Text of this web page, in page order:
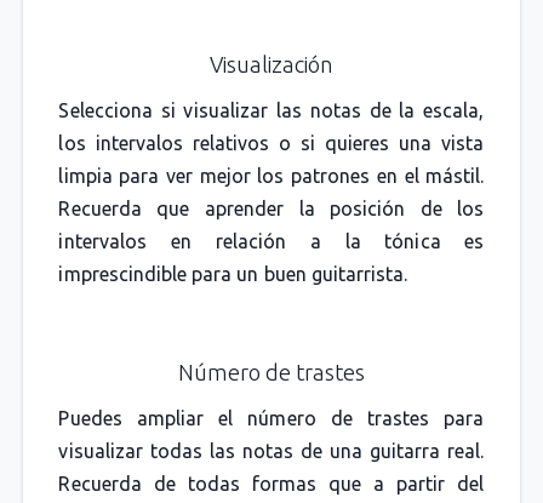
Visualización
Selecciona si visualizar las notas de la escala,
los intervalos relativos o si quieres una vista
limpia para ver mejor los patrones en el mástil.
Recuerda que aprender la posición de los
intervalos en relación a la tónica es
imprescindible para un buen guitarrista.
Número de trastes
Puedes ampliar el número de trastes para
visualizar todas las notas de una guitarra real.
Recuerda de todas formas que a partir del